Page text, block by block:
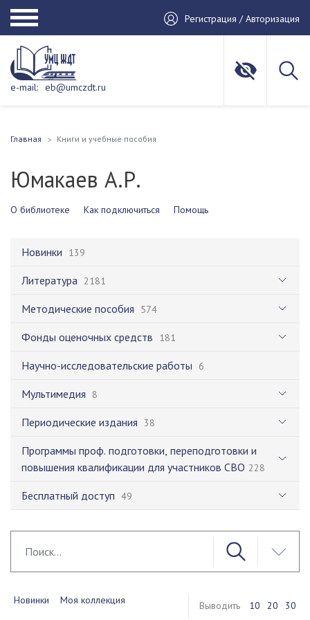
Регистрация / Авторизация
e-mail: eb@umczdt.ru
Главная Книги и учебные пособия
Юмакаев А.Р.
О библиотеке Как подключиться Помощь
Новинки 139
Литература 2181
Методические пособия 574
Фонды оценочных средств 181
Научно-исследовательские работы 6
Мультимедия 8
Периодические издания 38
Программы проф. подготовки, переподготовки и
повышения квалификации для участников СВО 228
Бесплатный доступ 49
Новинки Моя коллекция Выводить 10 20 30